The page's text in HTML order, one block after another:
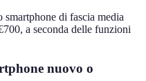
di fascia media
a seconda delle funzioni
nuovo o